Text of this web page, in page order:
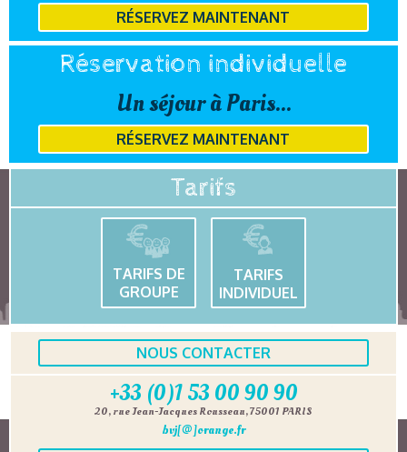
RÉSERVEZ MAINTENANT
Réservation individuelle
Un séjour à Paris...
RÉSERVEZ MAINTENANT
Tarifs
TARIFS DE
GROUPE
TARIFS
INDIVIDUEL
NOUS CONTACTER
+33 (0)1 53 00 90 90
20, rue Jean-Jacques Rousseau, 75001 PARIS
bvj[@]orange.fr